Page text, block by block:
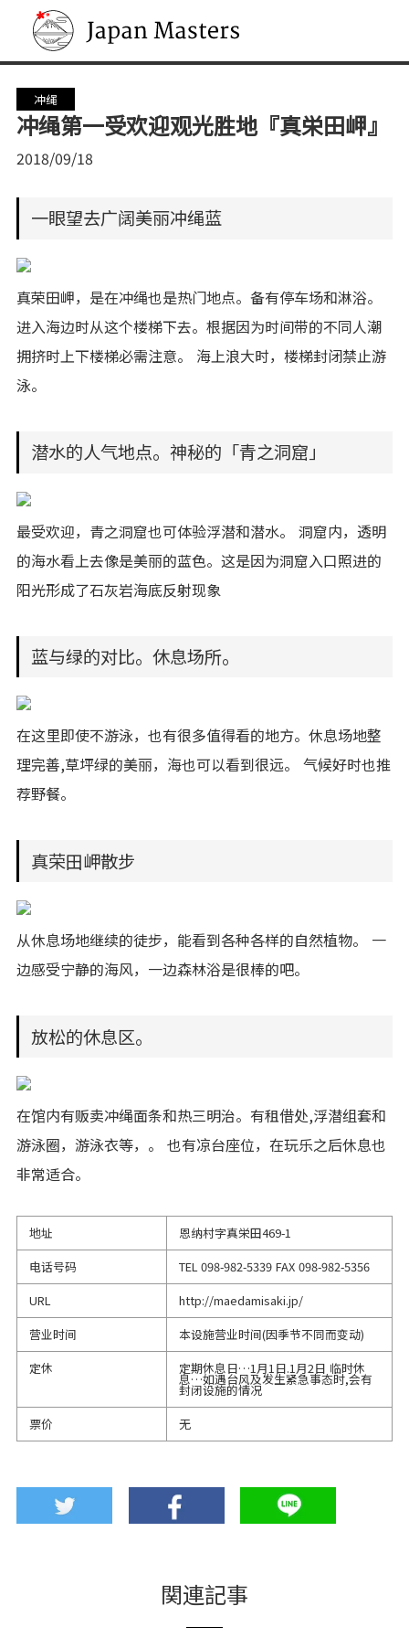
Japan Masters
冲绳
冲绳第一受欢迎观光胜地『真栄田岬』
2018/09/18
一眼望去广阔美丽冲绳蓝
真荣田岬，是在冲绳也是热门地点。备有停车场和淋浴。
进入海边时从这个楼梯下去。根据因为时间带的不同人潮
拥挤时上下楼梯必需注意。 海上浪大时，楼梯封闭禁止游
泳。
潜水的人气地点。神秘的「青之洞窟」
最受欢迎，青之洞窟也可体验浮潜和潜水。 洞窟内，透明
的海水看上去像是美丽的蓝色。这是因为洞窟入口照进的
阳光形成了石灰岩海底反射现象
蓝与绿的对比。休息场所。
在这里即使不游泳，也有很多值得看的地方。休息场地整
理完善,草坪绿的美丽，海也可以看到很远。 气候好时也推
荐野餐。
真荣田岬散步
从休息场地继续的徒步，能看到各种各样的自然植物。 一
边感受宁静的海风，一边森林浴是很棒的吧。
放松的休息区。
在馆内有贩卖冲绳面条和热三明治。有租借处,浮潜组套和
游泳圈，游泳衣等，。 也有凉台座位，在玩乐之后休息也
非常适合。
地址
恩纳村字真栄田469-1
电话号码
TEL 098-982-5339FAX 098-982-5356
URL
http://maedamisaki.jp/
营业时间
本设施营业时间(因季节不同而变动)
定休
定期休息日…1月1日.1月2日 临时休
息…如遇台风及发生紧急事态时,会有
封闭设施的情况
票价
无
関連記事